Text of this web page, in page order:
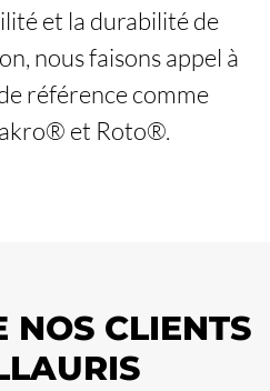
et la durabilité de
nous faisons appel à
référence comme
et Roto®.
NOS CLIENTS